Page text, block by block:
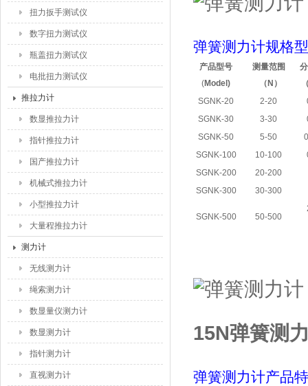
扭力扳手测试仪
数字扭力测试仪
瓶盖扭力测试仪
电批扭力测试仪
推拉力计
数显推拉力计
指针推拉力计
国产推拉力计
机械式推拉力计
小型推拉力计
大量程推拉力计
测力计
无线测力计
绳索测力计
数显量仪测力计
数显测力计
指针测力计
直视测力计
弹簧测力计规格
产品型号
(Model)
测量范围
（ N ）
SGNK-20
2-20
SGNK-30
3-30
SGNK-50
5-50
SGNK-100
10-100
SGNK-200
20-200
SGNK-300
30-300
SGNK-500 50-500
15N弹簧测
弹簧测力计产品